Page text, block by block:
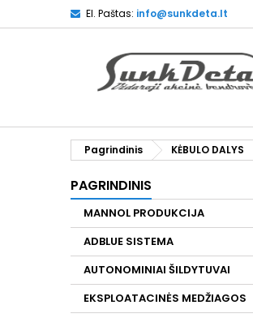
El. Paštas: info@sunkdeta.lt
Pagrindinis KĖBULO DALYS
PAGRINDINIS
MANNOL PRODUKCIJA
ADBLUE SISTEMA
AUTONOMINIAI ŠILDYTUVAI
EKSPLOATACINĖS MEDŽIAGOS